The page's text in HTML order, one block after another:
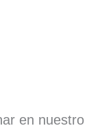
en nuestro